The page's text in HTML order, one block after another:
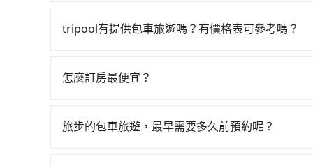
自一人乘車，也可參考tripool的拼車共乘服務，最
的車門仍未被修理，每一次租車都好像在開樂透
點仍有段距離，在遇到下雨天或者載行李時，就顯
500倍之多。如果當天或隔天也要原路返回，台南
區，價格可能有所不同。另外，計程車包車價格
tripool有提供包車旅遊嗎？有價格表可參考嗎？
彈性選擇2~12小時的服務，滿足家族出遊、朋友
上巴士，請來信洽詢。
怎麼訂房最便宜？
區、價位、人數、特殊需求來搜尋適合的旅店與
旅步的包車旅遊，最早需要多久前預約呢？